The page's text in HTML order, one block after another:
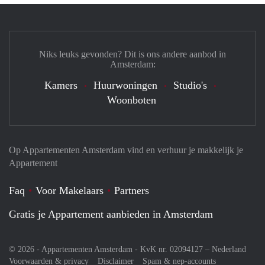
Op Appartementen Amsterdam vind en verhuur je makkelijk je
Appartement
Faq Voor Makelaars
Partners
Gratis je Appartement aanbieden in Amsterdam
© 2026 - Appartementen Amsterdam - KvK nr. 02094127 – Nederland
Voorwaarden & privacy
Disclaimer Spam & nep-accounts
Niks leuks gevonden? Dit is ons andere aanbod in
Amsterdam:
Kamers Huurwoningen
Studio's
Woonboten